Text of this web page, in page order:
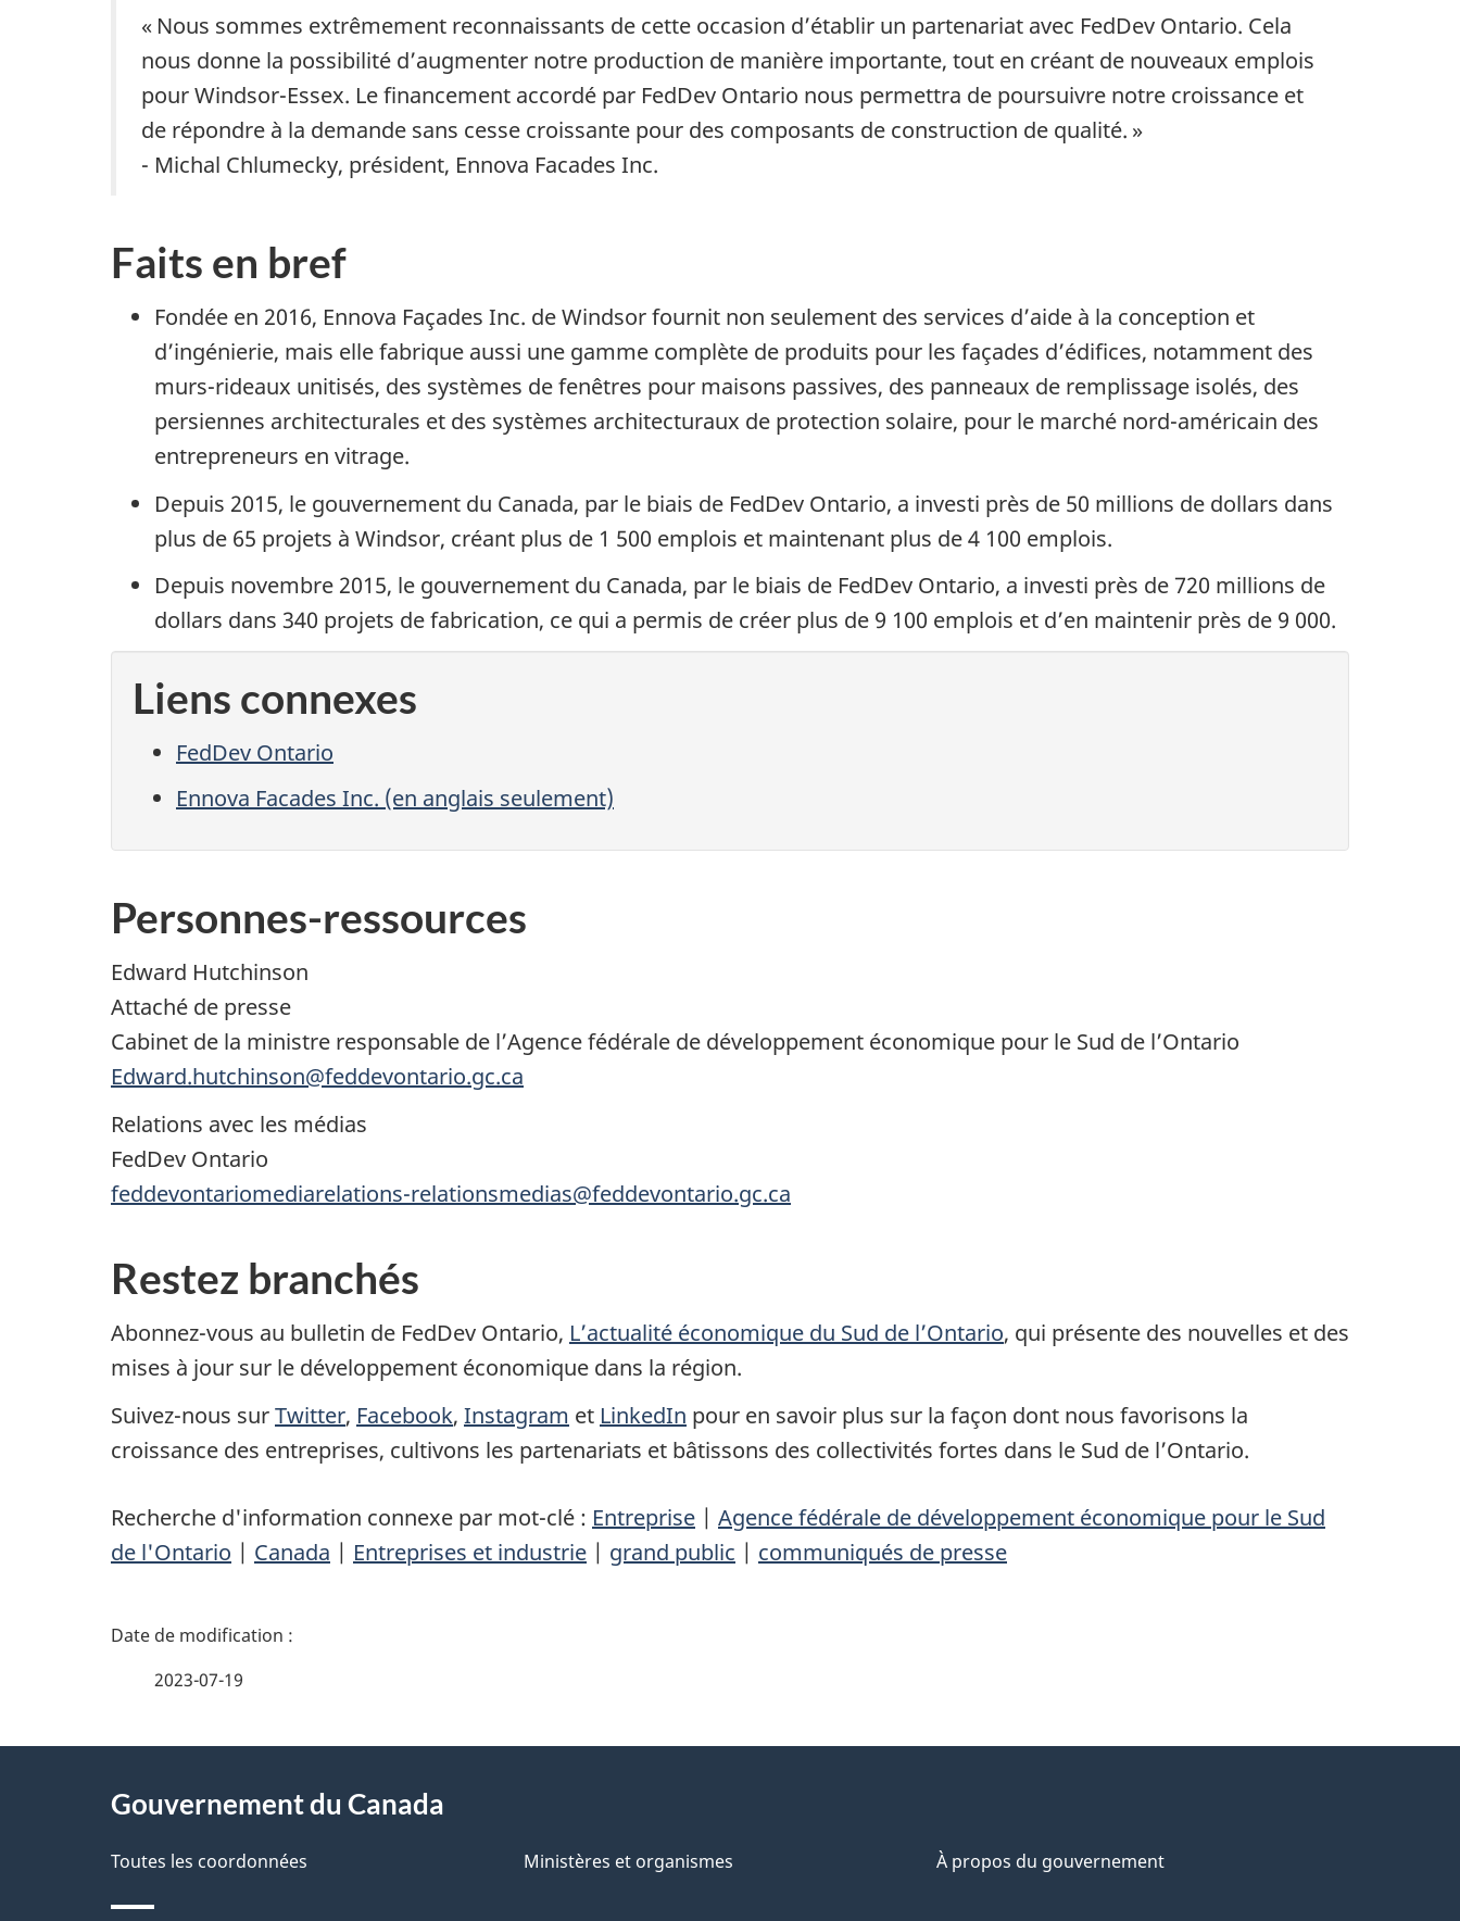
« Nous sommes extrêmement reconnaissants de cette occasion d’établir un partenariat avec FedDev Ontario. Cela
nous donne la possibilité d’augmenter notre production de manière importante, tout en créant de nouveaux emplois
pour Windsor-Essex. Le financement accordé par FedDev Ontario nous permettra de poursuivre notre croissance et
de répondre à la demande sans cesse croissante pour des composants de construction de qualité. »
- Michal Chlumecky, président, Ennova Facades Inc.
Faits en bref
Fondée en 2016, Ennova Façades Inc. de Windsor fournit non seulement des services d’aide à la conception et
d’ingénierie, mais elle fabrique aussi une gamme complète de produits pour les façades d’édifices, notamment des
murs-rideaux unitisés, des systèmes de fenêtres pour maisons passives, des panneaux de remplissage isolés, des
persiennes architecturales et des systèmes architecturaux de protection solaire, pour le marché nord-américain des
entrepreneurs en vitrage.
Depuis 2015, le gouvernement du Canada, par le biais de FedDev Ontario, a investi près de 50 millions de dollars dans
plus de 65 projets à Windsor, créant plus de 1 500 emplois et maintenant plus de 4 100 emplois.
Depuis novembre 2015, le gouvernement du Canada, par le biais de FedDev Ontario, a investi près de 720 millions de
dollars dans 340 projets de fabrication, ce qui a permis de créer plus de 9 100 emplois et d’en maintenir près de 9 000.
Liens connexes
FedDev Ontario
Ennova Facades Inc. (en anglais seulement)
Personnes-ressources
Edward Hutchinson
Attaché de presse
Cabinet de la ministre responsable de l’Agence fédérale de développement économique pour le Sud de l’Ontario
Edward.hutchinson@feddevontario.gc.ca
Relations avec les médias
FedDev Ontario
feddevontariomediarelations-relationsmedias@feddevontario.gc.ca
Restez branchés
Abonnez-vous au bulletin de FedDev Ontario, L’actualité économique du Sud de l’Ontario, qui présente des nouvelles et des
mises à jour sur le développement économique dans la région.
Suivez-nous surTwitter, Facebook, Instagram et LinkedIn pour en savoir plus sur la façon dont nous favorisons la
croissance des entreprises, cultivons les partenariats et bâtissons des collectivités fortes dans le Sud de l’Ontario.
Recherche d'information connexe par mot-clé : Entreprise | Agence fédérale de développement économique pour le Sud
de l'Ontario | Canada | Entreprises et industrie | grand public | communiqués de presse
D
a
l
2023-07-19
proposGouvernement du Canada
Toutes les coordonnées Ministères et organismes À propos du gouvernement